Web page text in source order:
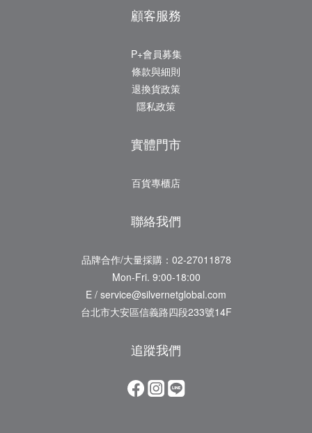
顧客服務
P+會員募集
條款與細則
退換貨政策
隱私政策
實體門市
百貨專櫃店
聯絡我們
品牌合作/大量採購：02-27011878
Mon-Fri. 9:00-18:00
E / service@silvernetglobal.com
台北市大安區信義路四段233號14F
追蹤我們